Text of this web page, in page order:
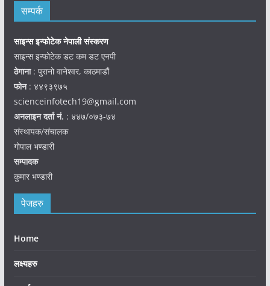
सम्पर्क
साइन्स इन्फोटेक नेपाली संस्करण
साइन्स इन्फोटेक डट कम डट एनपी
ठेगाना: पुरानो वानेश्वर, काठमाडौं
फोन: ४४९३९७५
scienceinfotech19@gmail.com
अनलाइन दर्ता नं. : ४४७/०७३-७४
संस्थापक/संचालक
गोपाल भण्डारी
सम्पादक
कुमार भण्डारी
पेजहरु
Home
लक्ष्यहरु